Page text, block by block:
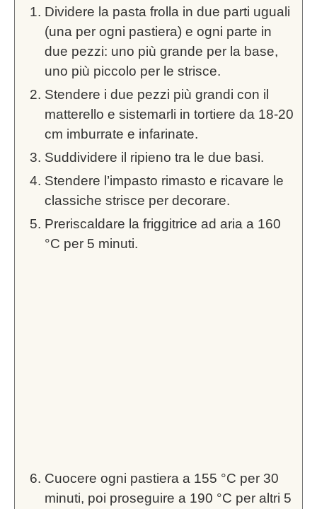
Dividere la pasta frolla in due parti uguali
(una per ogni pastiera) e ogni parte in
due pezzi: uno più grande per la base,
uno più piccolo per le strisce.
Stendere i due pezzi più grandi con il
matterello e sistemarli in tortiere da 18-20
cm imburrate e infarinate.
Suddividere il ripieno tra le due basi.
Stendere l’impasto rimasto e ricavare le
classiche strisce per decorare.
Preriscaldare la friggitrice ad aria a 160
°C per 5 minuti.
Cuocere ogni pastiera a 155 °C per 30
minuti, poi proseguire a 190 °C per altri 5